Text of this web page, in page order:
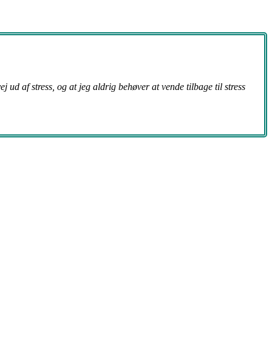
ud af stress, og at jeg aldrig behøver at vende tilbage til stress